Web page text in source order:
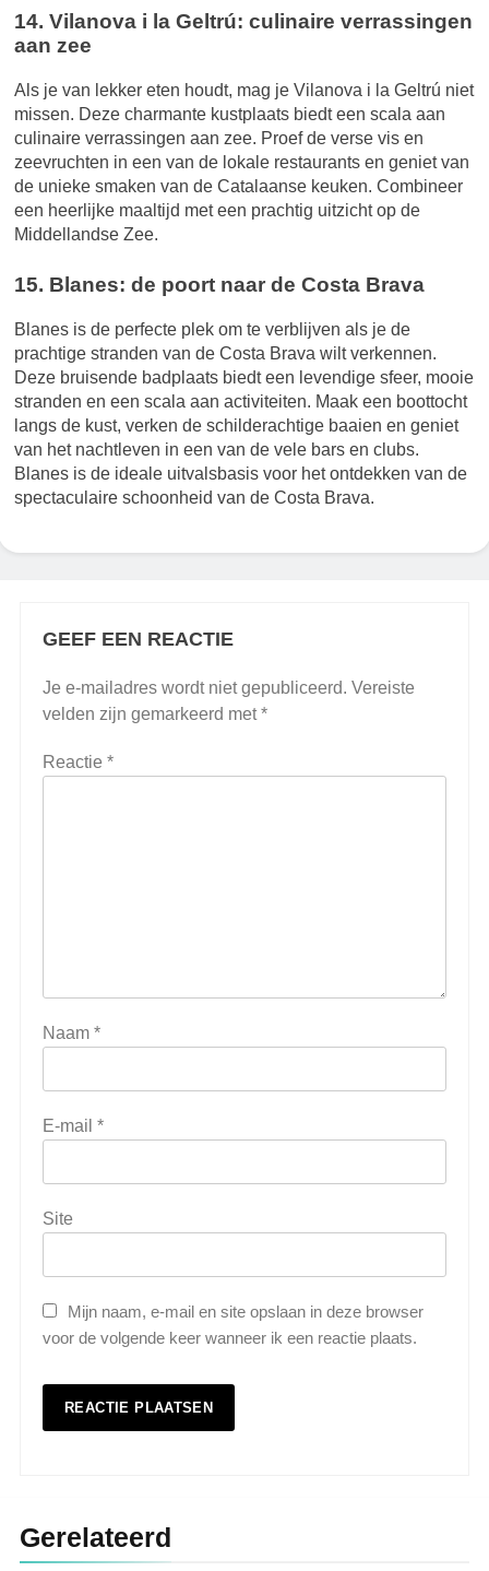
14. Vilanova i la Geltrú: culinaire verrassingen
aan zee
Als je van lekker eten houdt, mag je Vilanova i la Geltrú niet
missen. Deze charmante kustplaats biedt een scala aan
culinaire verrassingen aan zee. Proef de verse vis en
zeevruchten in een van de lokale restaurants en geniet van
de unieke smaken van de Catalaanse keuken. Combineer
een heerlijke maaltijd met een prachtig uitzicht op de
Middellandse Zee.
15. Blanes: de poort naar de Costa Brava
Blanes is de perfecte plek om te verblijven als je de
prachtige stranden van de Costa Brava wilt verkennen.
Deze bruisende badplaats biedt een levendige sfeer, mooie
stranden en een scala aan activiteiten. Maak een boottocht
langs de kust, verken de schilderachtige baaien en geniet
van het nachtleven in een van de vele bars en clubs.
Blanes is de ideale uitvalsbasis voor het ontdekken van de
spectaculaire schoonheid van de Costa Brava.
GEEF EEN REACTIE
Je e-mailadres wordt niet gepubliceerd. Vereiste
velden zijn gemarkeerd met*
Reactie *
Naam *
E-mail *
Site
Mijn naam, e-mail en site opslaan in deze browser
voor de volgende keer wanneer ik een reactie plaats.
Gerelateerd